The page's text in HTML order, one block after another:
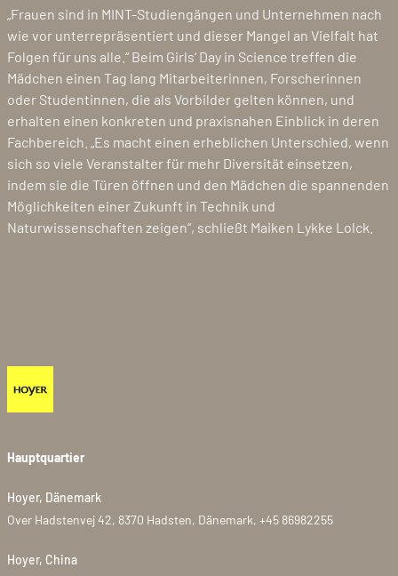
„Frauen sind in MINT-Studiengängen und Unternehmen nach
wie vor unterrepräsentiert und dieser Mangel an Vielfalt hat
Folgen für uns alle.“ Beim Girls‘ Day in Science treffen die
Mädchen einen Tag lang Mitarbeiterinnen, Forscherinnen
oder Studentinnen, die als Vorbilder gelten können, und
erhalten einen konkreten und praxisnahen Einblick in deren
Fachbereich. „Es macht einen erheblichen Unterschied, wenn
sich so viele Veranstalter für mehr Diversität einsetzen,
indem sie die Türen öffnen und den Mädchen die spannenden
Möglichkeiten einer Zukunft in Technik und
Naturwissenschaften zeigen“, schließt Maiken Lykke Lolck.
Hauptquartier
Hoyer, Dänemark
Over Hadstenvej 42, 8370 Hadsten, Dänemark, +45 86982255
Hoyer, China